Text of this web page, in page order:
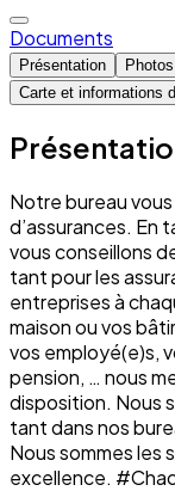
Documents
Présentation Photos
Carte et informations
Notre bureau
d’assurances. En
vous conseillons
tant pour les
entreprises à
maison ou vos
vos employé(e)s,
pension, … nous
disposition. Nous
tant dans nos
Nous sommes les
excellence.